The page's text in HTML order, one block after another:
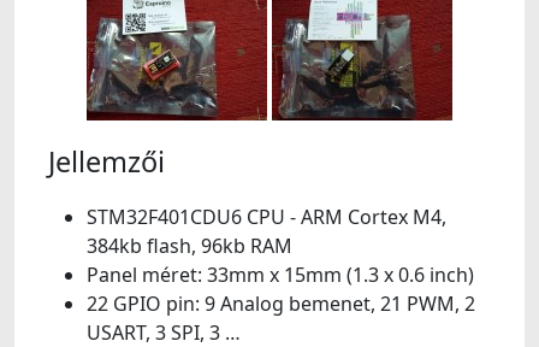
Jellemzői
STM32F401CDU6 CPU - ARM Cortex M4,
384kb flash, 96kb RAM
Panel méret: 33mm x 15mm (1.3 x 0.6 inch)
22 GPIO pin: 9 Analog bemenet, 21 PWM, 2
USART, 3 SPI, 3 …